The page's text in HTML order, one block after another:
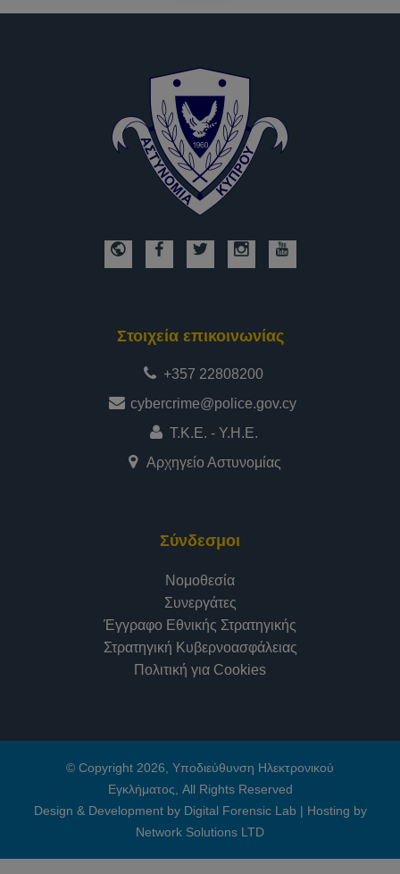
Στοιχεία επικοινωνίας
+357 22808200
cybercrime@police.gov.cy
Τ.Κ.Ε. - Υ.Η.Ε.
Αρχηγείο Αστυνομίας
Σύνδεσμοι
Νομοθεσία
Συνεργάτες
Έγγραφο Εθνικής Στρατηγικής
Στρατηγική Κυβερνοασφάλειας
Πολιτική για Cookies
© Copyright 2026, Υποδιεύθυνση Ηλεκτρονικού
Εγκλήματος, All Rights Reserved
Design & Development by Digital Forensic Lab | Hosting by
Network Solutions LTD